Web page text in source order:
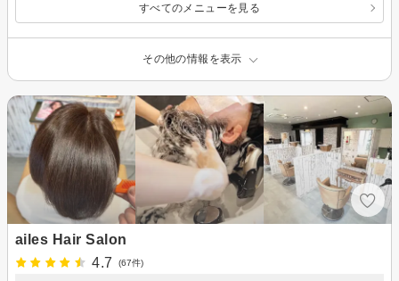
すべてのメニューを見る
その他の情報を表示
ailes Hair Salon
4.7
(67件)